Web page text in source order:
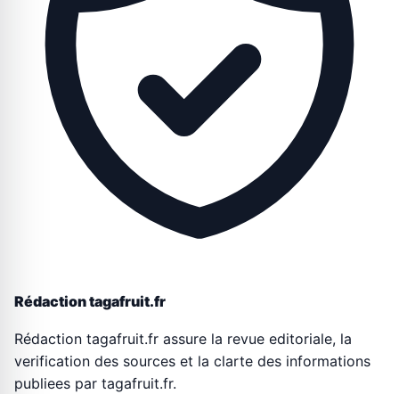
Rédaction tagafruit.fr
Rédaction tagafruit.fr assure la revue editoriale, la
verification des sources et la clarte des informations
publiees par tagafruit.fr.